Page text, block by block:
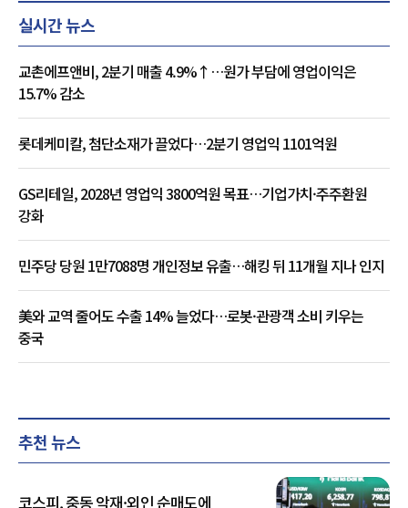
실시간 뉴스
교촌에프앤비, 2분기 매출 4.9%↑…원가 부담에 영업이익은
15.7% 감소
롯데케미칼, 첨단소재가 끌었다…2분기 영업익 1101억원
GS리테일, 2028년 영업익 3800억원 목표…기업가치·주주환원
강화
민주당 당원 1만7088명 개인정보 유출…해킹 뒤 11개월 지나 인지
美와 교역 줄어도 수출 14% 늘었다…로봇·관광객 소비 키우는
중국
추천 뉴스
코스피, 중동 악재·외인 순매도에